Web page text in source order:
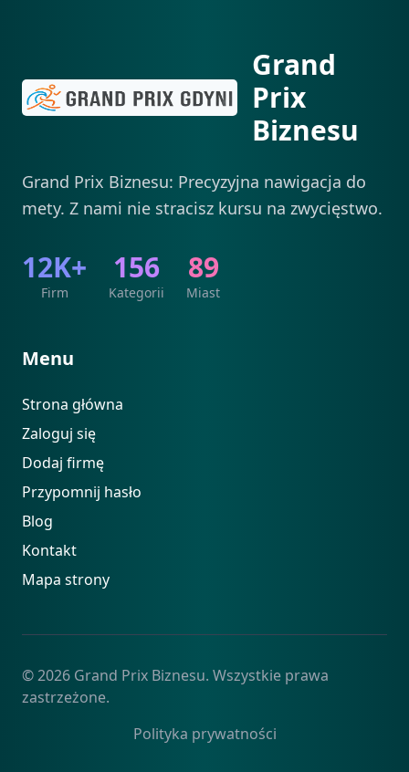
Grand
Prix
Biznesu
Grand Prix Biznesu: Precyzyjna nawigacja do
mety. Z nami nie stracisz kursu na zwycięstwo.
12K+
Firm
156
Kategorii
89
Miast
Menu
Strona główna
Zaloguj się
Dodaj firmę
Przypomnij hasło
Blog
Kontakt
Mapa strony
© 2026 Grand Prix Biznesu. Wszystkie prawa
zastrzeżone.
Polityka prywatności